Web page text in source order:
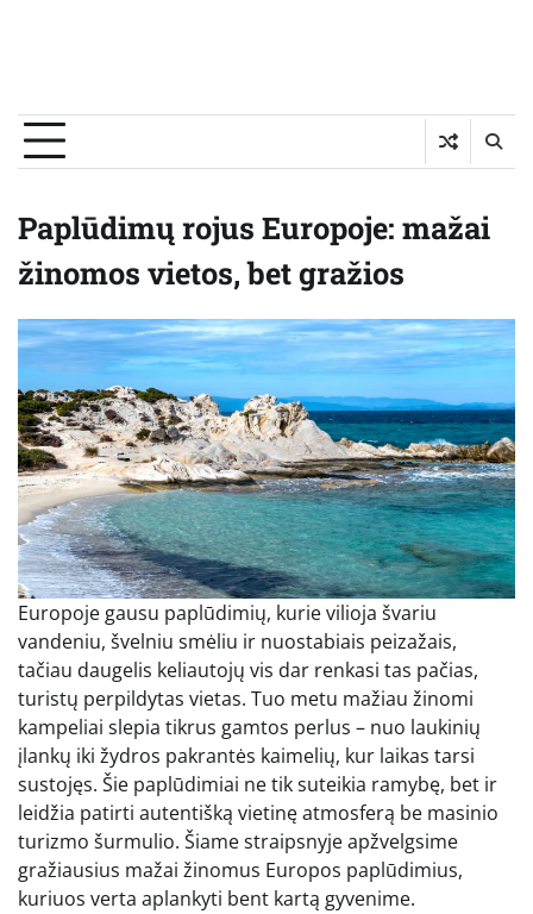
Paplūdimų rojus Europoje: mažai
žinomos vietos, bet gražios
Europoje gausu paplūdimių, kurie vilioja švariu
vandeniu, švelniu smėliu ir nuostabiais peizažais,
tačiau daugelis keliautojų vis dar renkasi tas pačias,
turistų perpildytas vietas. Tuo metu mažiau žinomi
kampeliai slepia tikrus gamtos perlus – nuo laukinių
įlankų iki žydros pakrantės kaimelių, kur laikas tarsi
sustojęs. Šie paplūdimiai ne tik suteikia ramybę, bet ir
leidžia patirti autentišką vietinę atmosferą be masinio
turizmo šurmulio. Šiame straipsnyje apžvelgsime
gražiausius mažai žinomus Europos paplūdimius,
kuriuos verta aplankyti bent kartą gyvenime.